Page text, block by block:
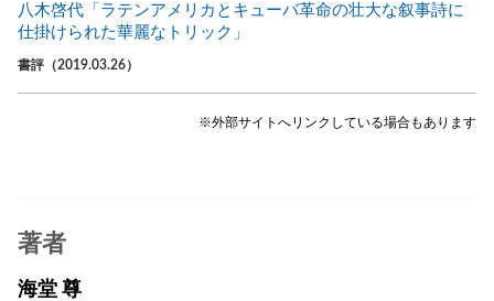
八木啓代「ラテンアメリカとキューバ革命の壮大な叙事詩に
仕掛けられた華麗なトリック」
書評（2019.03.26）
※外部サイトへリンクしている場合もあります
著者
海堂 尊